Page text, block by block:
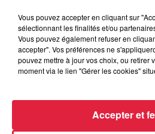
Vous pouvez accepter en cliquant sur
sélectionnant les finalités et/ou
Vous pouvez également refuser en
accepter". Vos préférences ne
pouvez mettre à jour vos choix, ou retirer
moment via le lien "Gérer les cookies"
Accepter et